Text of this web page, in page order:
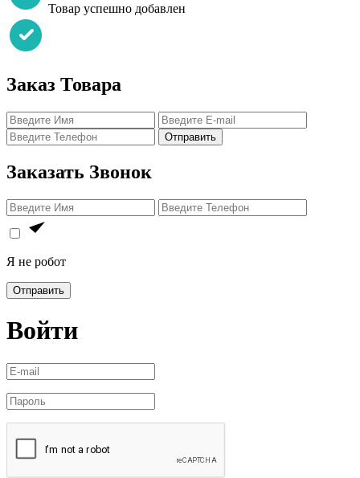
Товар успешно добавлен
Заказ Товара
Отправить
Заказать Звонок
Я не робот
Отправить
Войти